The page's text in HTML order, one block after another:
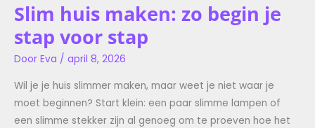
Slim huis maken: zo begin je
stap voor stap
Door Eva / april 8, 2026
Wil je je huis slimmer maken, maar weet je niet waar je
moet beginnen? Start klein: een paar slimme lampen of
een slimme stekker zijn al genoeg om te proeven hoe het